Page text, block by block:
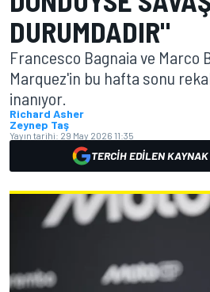
DURUMDADIR"
Francesco Bagnaia ve Marco
Marquez'in bu hafta sonu
inanıyor.
Richard Asher
Zeynep Taş
Yayın tarihi: 29 May 2026 11:35
TERCIH EDILEN